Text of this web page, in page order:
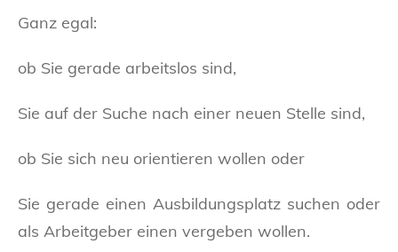
Ganz egal:
ob Sie gerade arbeitslos sind,
Sie auf der Suche nach einer neuen Stelle sind,
ob Sie sich neu orientieren wollen oder
Sie gerade einen Ausbildungsplatz suchen oder
als Arbeitgeber einen vergeben wollen.